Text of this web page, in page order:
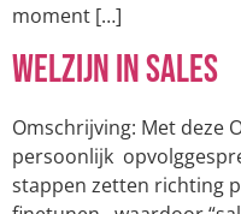
moment […]
Welzijn in Sales
Omschrijving: Met deze
persoonlijk
stappen zetten richting